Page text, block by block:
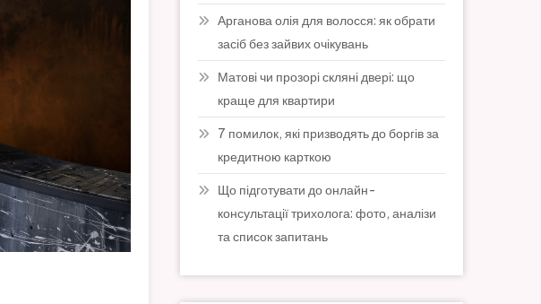
Арганова олія для волосся: як обрати
засіб без зайвих очікувань
Матові чи прозорі скляні двері: що
краще для квартири
7 помилок, які призводять до боргів за
кредитною карткою
Що підготувати до онлайн-
консультації трихолога: фото, аналізи
та список запитань